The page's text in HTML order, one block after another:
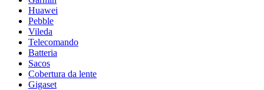
Huawei
Pebble
Vileda
Telecomando
Batteria
Sacos
Cobertura da lente
Gigaset